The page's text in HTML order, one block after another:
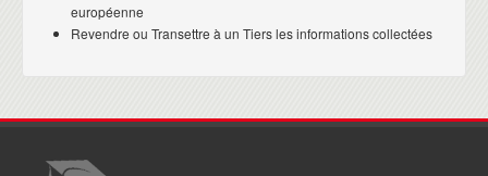
européenne
Revendre ou Transettre à un Tiers les informations collectées